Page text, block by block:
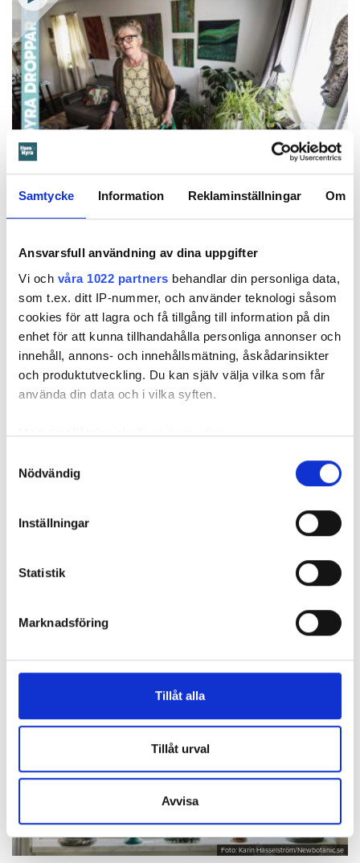
Samtycke Information Reklaminställningar Om
Ansvarsfull användning av dina uppgifter
Vi och våra 1022 partners behandlar din personliga data,
som t.ex. ditt IP-nummer, och använder teknologi såsom
cookies för att lagra och få tillgång till information på din
enhet för att kunna tillhandahålla personliga annonser och
innehåll, annons- och innehållsmätning, åskådarinsikter
och produktutveckling. Du kan själv välja vilka som får
använda din data och i vilka syften.
Med din tillåtelse skulle vi även vilja:
som kan ha en noggrannhet på upp till flera meter
Ta reda på mer om hur dina personliga uppgifter
Du kan ändra eller dra tillbaka ditt samtycke när som
Vi använder enhetsidentifierare för att anpassa innehållet
för sociala medier och analysera vår trafik. Vi
vidarebefordrar även sådana identifierare och annan
annons- och analysföretag som vi samarbetar med.
Dessa kan i sin tur kombinera informationen med annan
samlat in när du har använt deras tjänster.
Nödvändig
Inställningar
Statistik
Marknadsföring
Tillåt alla
Tillåt urval
Avvisa
Så sparar du vatten hemma – här är
Kristins bästa tips
Kristin Rydberg.
Tips & Råd
Foto: Frida Ekman
tekakor: ”Kladda lite”
är det avkoppling att slå händerna runt en deg – och den får gärna
kladda lite.
Foto: Karin Hasselström/Newbotanic.se